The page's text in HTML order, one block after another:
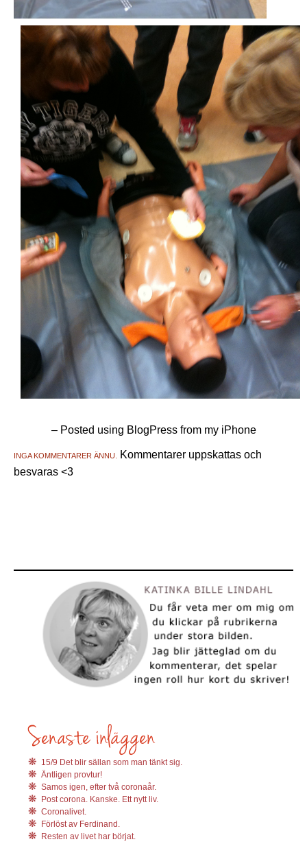
– Posted using BlogPress from my iPhone
INGA KOMMENTARER ÄNNU.
Kommentarer uppskattas och
besvaras <3
15/9 Det blir sällan som man tänkt sig.
Äntligen provtur!
Samos igen, efter två coronaår.
Post corona. Kanske. Ett nytt liv.
Coronalivet.
Förlöst av Ferdinand.
Resten av livet har börjat.